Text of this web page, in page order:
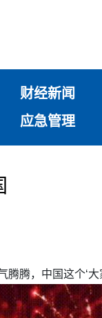
财经新闻
应急管理
腾，中国这个‘大